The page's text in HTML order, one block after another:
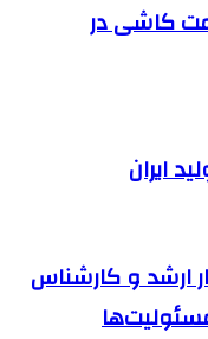
کاشی در
ایران
ارشد و کارشناس